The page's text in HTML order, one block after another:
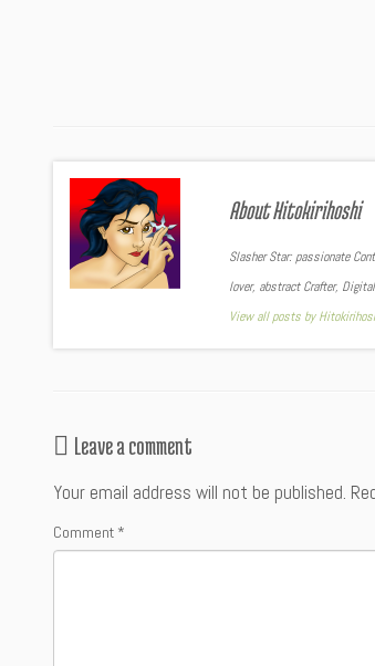
About Hitokirihoshi
Slasher Star: passionate
lover, abstract Crafter,
View all posts by
Leave a comment
Your email address will not be published.
Comment *